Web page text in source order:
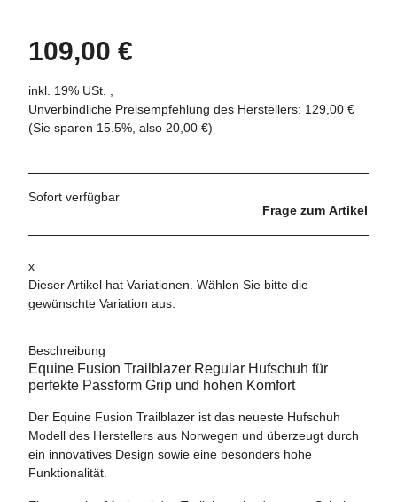
109,00 €
inkl. 19% USt. ,
Unverbindliche Preisempfehlung des Herstellers: 129,00 €
(Sie sparen 15.5%, also 20,00 €)
Sofort verfügbar
Frage zum Artikel
x
Dieser Artikel hat Variationen. Wählen Sie bitte die
gewünschte Variation aus.
Beschreibung
Equine Fusion Trailblazer Regular Hufschuh für
perfekte Passform Grip und hohen Komfort
Der Equine Fusion Trailblazer ist das neueste Hufschuh
Modell des Herstellers aus Norwegen und überzeugt durch
ein innovatives Design sowie eine besonders hohe
Funktionalität.